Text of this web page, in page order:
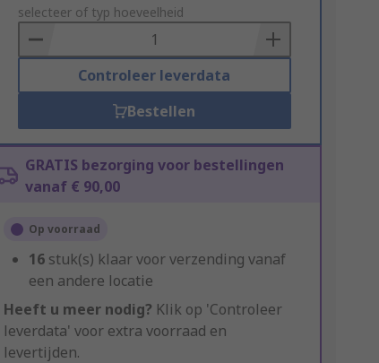
to
Basket
selecteer of typ hoeveelheid
Controleer leverdata
Bestellen
GRATIS bezorging voor bestellingen
vanaf € 90,00
Op voorraad
16 stuk(s) klaar voor verzending vanaf
een andere locatie
Heeft u meer nodig? Klik op 'Controleer
leverdata' voor extra voorraad en
levertijden.